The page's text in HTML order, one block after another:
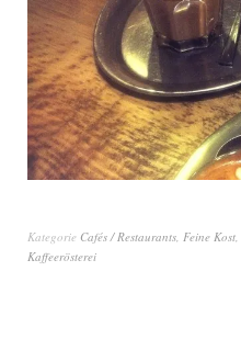
Kategorie Cafés / Restaurants, Feine Kost,
Kaffeerösterei